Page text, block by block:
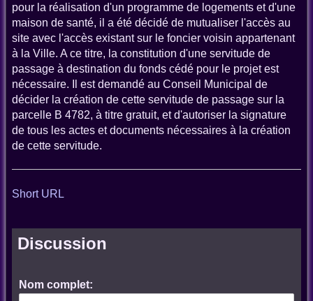
pour la réalisation d'un programme de logements et d'une
maison de santé, il a été décidé de mutualiser l'accès au
site avec l'accès existant sur le foncier voisin appartenant
à la Ville. A ce titre, la constitution d'une servitude de
passage à destination du fonds cédé pour le projet est
nécessaire. Il est demandé au Conseil Municipal de
décider la création de cette servitude de passage sur la
parcelle B 4782, à titre gratuit, et d'autoriser la signature
de tous les actes et documents nécessaires à la création
de cette servitude.
Short URL
Discussion
Nom complet: